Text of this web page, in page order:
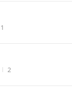
조회수
1
조회수
2